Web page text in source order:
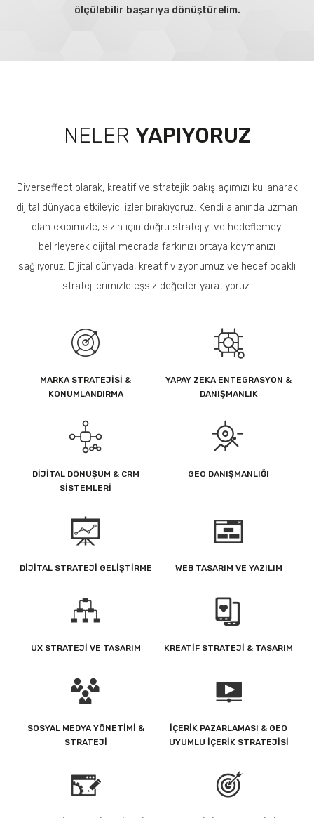
ölçülebilir başarıya dönüştürelim.
NELER YAPIYORUZ
Diverseffect olarak, kreatif ve stratejik bakış açımızı kullanarak
dijital dünyada etkileyici izler bırakıyoruz. Kendi alanında uzman
olan ekibimizle, sizin için doğru stratejiyi ve hedeflemeyi
belirleyerek dijital mecrada farkınızı ortaya koymanızı
sağlıyoruz. Dijital dünyada, kreatif vizyonumuz ve hedef odaklı
stratejilerimizle eşsiz değerler yaratıyoruz.
MARKA STRATEJISI &
KONUMLANDIRMA
YAPAY ZEKA ENTEGRASYON &
DANIŞMANLIK
DIJITAL DÖNÜŞÜM & CRM
SISTEMLERI
GEO DANIŞMANLIĞI
DIJITAL STRATEJI GELIŞTIRME WEB TASARIM VE YAZILIM
UX STRATEJI VE TASARIM KREATIF STRATEJI & TASARIM
SOSYAL MEDYA YÖNETIMI &
STRATEJI
İÇERIK PAZARLAMASI & GEO
UYUMLU İÇERIK STRATEJISI